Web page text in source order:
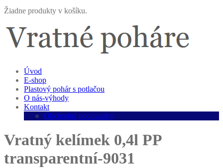
Žiadne produkty v košíku.
Úvod
E-shop
Plastový pohár s potlačou
O nás-výhody
Kontakt
Obchodné podmienky
Vratný kelímek 0,4l PP
transparentní-9031